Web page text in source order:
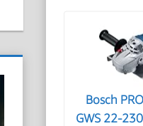
Bosch
GWS 22-